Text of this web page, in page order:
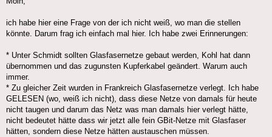
ich habe hier eine Frage von der ich nicht weiß, wo man die stellen
könnte. Darum frag ich einfach mal hier. Ich habe zwei Erinnerungen:
* Unter Schmidt sollten Glasfasernetze gebaut werden, Kohl hat dann
übernommen und das zugunsten Kupferkabel geändert. Warum auch
immer.
* Zu gleicher Zeit wurden in Frankreich Glasfasernetze verlegt. Ich habe
GELESEN (wo, weiß ich nicht), dass diese Netze von damals für heute
nicht taugen und darum das Netz was man damals hier verlegt hätte,
nicht bedeutet hätte dass wir jetzt alle fein GBit-Netze mit Glasfaser
hätten, sondern diese Netze hätten austauschen müssen.